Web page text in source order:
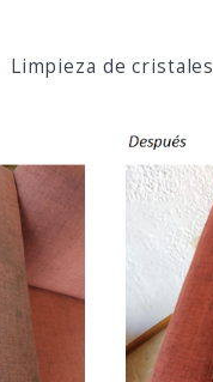
Limpieza de cristales